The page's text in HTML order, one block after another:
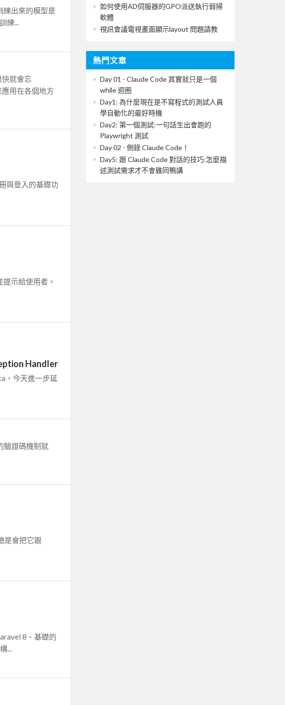
練出來的模型是
練...
就會忘
用在各個地方
與登入的基礎功
示給使用者。
Handler
，今天進一步延
驗證碼機制就
是會把它跟
8、基礎的
...
如何使用AD伺服器的GPO派送執行弱掃
軟體
視訊會議電視畫面顯示layout 問題請教
熱門文章
Day 01 - Claude Code 其實就只是一個
while 迴圈
Day1: 為什麼現在是不寫程式的測試人員
學自動化的最好時機
Day2: 第一個測試:一句話生出會跑的
Playwright 測試
Day 02 - 側錄 Claude Code！
Day5: 跟 Claude Code 對話的技巧:怎麼描
述測試需求才不會雞同鴨講